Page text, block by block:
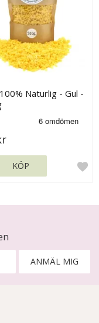
Naturlig - Gul -
KÖP
ANMÄL MIG